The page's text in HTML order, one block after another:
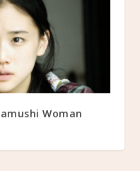
Woman